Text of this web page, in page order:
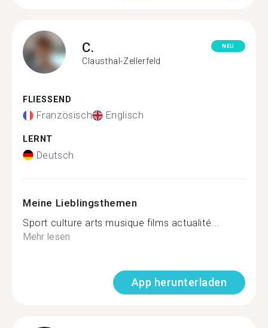
C.
Clausthal-Zellerfeld
NEU
FLIESSEND
Französisch Englisch
LERNT
Deutsch
Meine Lieblingsthemen
Sport culture arts musique films actualité...
Mehr lesen
App herunterladen